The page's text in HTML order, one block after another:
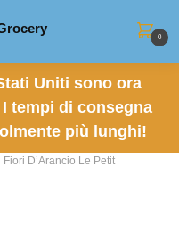
0
Uniti sono ora
tempi di consegna
più lunghi!
D’Arancio Le Petit